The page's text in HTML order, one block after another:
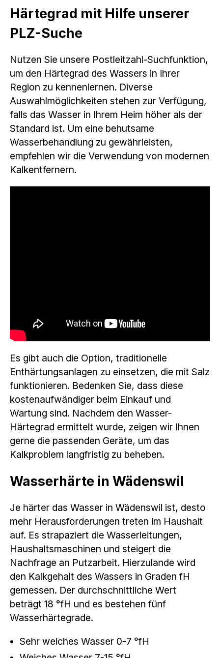
Härtegrad mit Hilfe unserer
PLZ-Suche
Nutzen Sie unsere Postleitzahl-Suchfunktion,
um den Härtegrad des Wassers in Ihrer
Region zu kennenlernen. Diverse
Auswahlmöglichkeiten stehen zur Verfügung,
falls das Wasser in Ihrem Heim höher als der
Standard ist. Um eine behutsame
Wasserbehandlung zu gewährleisten,
empfehlen wir die Verwendung von modernen
Kalkentfernern.
Es gibt auch die Option, traditionelle
Enthärtungsanlagen zu einsetzen, die mit Salz
funktionieren. Bedenken Sie, dass diese
kostenaufwändiger beim Einkauf und
Wartung sind. Nachdem den Wasser-
Härtegrad ermittelt wurde, zeigen wir Ihnen
gerne die passenden Geräte, um das
Kalkproblem langfristig zu beheben.
Wasserhärte in Wädenswil
Je härter das Wasser in Wädenswil ist, desto
mehr Herausforderungen treten im Haushalt
auf. Es strapaziert die Wasserleitungen,
Haushaltsmaschinen und steigert die
Nachfrage an Putzarbeit. Hierzulande wird
den Kalkgehalt des Wassers in Graden fH
gemessen. Der durchschnittliche Wert
beträgt 18 °fH und es bestehen fünf
Wasserhärtegrade.
Sehr weiches Wasser 0-7 °fH